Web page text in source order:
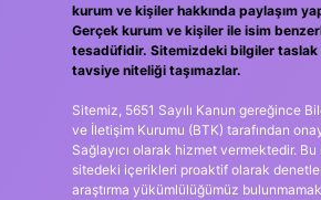
kurum ve kişiler hakkında paylaşım
Gerçek kurum ve kişiler ile isim
tesadüfidir. Sitemizdeki bilgiler taslak
tavsiye niteliği taşımazlar.
Sitemiz, 5651 Sayılı Kanun gereğince
ve İletişim Kurumu (BTK) tarafından
Sağlayıcı olarak hizmet vermektedir. Bu
sitedeki içerikleri proaktif olarak
araştırma yükümlülüğümüz